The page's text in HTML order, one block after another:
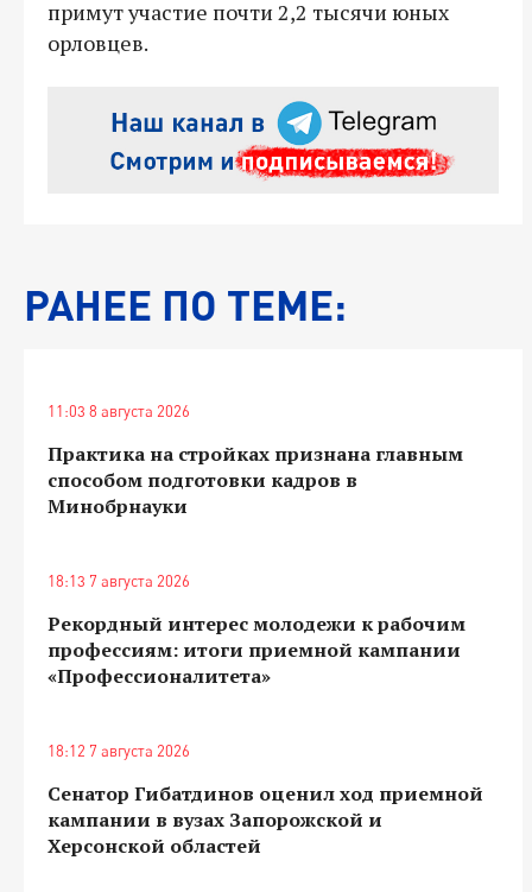
примут участие почти 2,2 тысячи юных
орловцев.
РАНЕЕ ПО ТЕМЕ:
11:03 8 августа 2026
Практика на стройках признана главным
способом подготовки кадров в
Минобрнауки
18:13 7 августа 2026
Рекордный интерес молодежи к рабочим
профессиям: итоги приемной кампании
«Профессионалитета»
18:12 7 августа 2026
Сенатор Гибатдинов оценил ход приемной
кампании в вузах Запорожской и
Херсонской областей